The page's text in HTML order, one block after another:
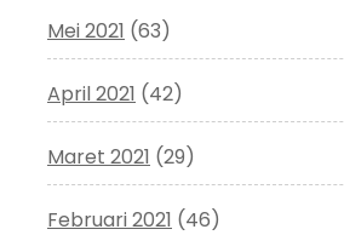
Mei 2021 (63)
April 2021 (42)
Maret 2021 (29)
Februari 2021 (46)